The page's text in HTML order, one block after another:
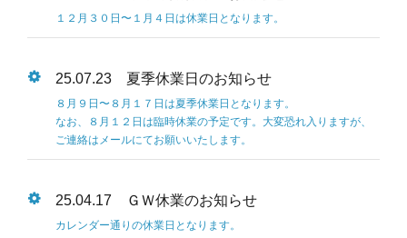
１２月３０日〜１月４日は休業日となります。
25.07.23 夏季休業日のお知らせ
８月９日〜８月１７日は夏季休業日となります。
なお、８月１２日は臨時休業の予定です。大変恐れ入りますが、
ご連絡はメールにてお願いいたします。
25.04.17 ＧＷ休業のお知らせ
カレンダー通りの休業日となります。